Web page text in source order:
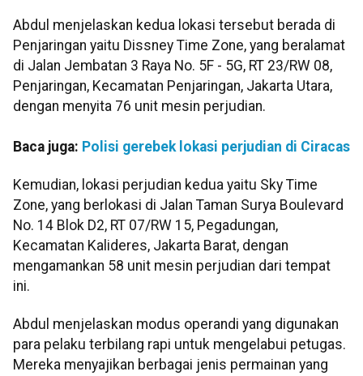
Abdul menjelaskan kedua lokasi tersebut berada di
Penjaringan yaitu Dissney Time Zone, yang beralamat
di Jalan Jembatan 3 Raya No. 5F - 5G, RT 23/RW 08,
Penjaringan, Kecamatan Penjaringan, Jakarta Utara,
dengan menyita 76 unit mesin perjudian.
Baca juga: Polisi gerebek lokasi perjudian di Ciracas
Kemudian, lokasi perjudian kedua yaitu Sky Time
Zone, yang berlokasi di Jalan Taman Surya Boulevard
No. 14 Blok D2, RT 07/RW 15, Pegadungan,
Kecamatan Kalideres, Jakarta Barat, dengan
mengamankan 58 unit mesin perjudian dari tempat
ini.
Abdul menjelaskan modus operandi yang digunakan
para pelaku terbilang rapi untuk mengelabui petugas.
Mereka menyajikan berbagai jenis permainan yang